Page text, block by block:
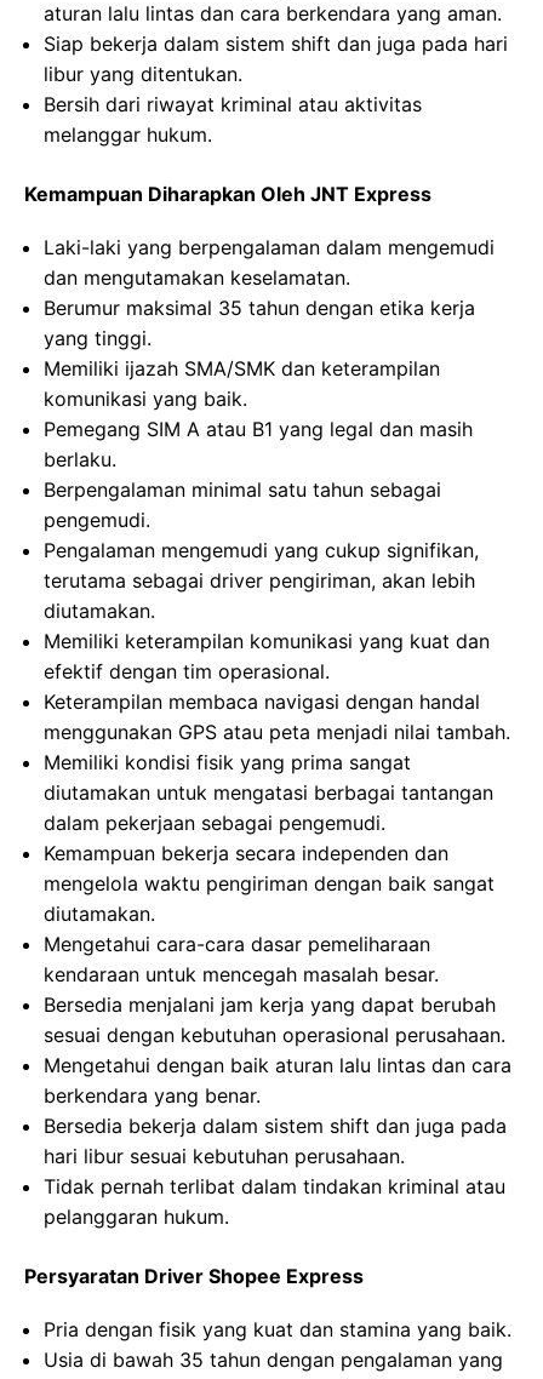
aturan lalu lintas dan cara berkendara yang aman.
Siap bekerja dalam sistem shift dan juga pada hari
libur yang ditentukan.
Bersih dari riwayat kriminal atau aktivitas
melanggar hukum.
Kemampuan Diharapkan Oleh JNT Express
Laki-laki yang berpengalaman dalam mengemudi
dan mengutamakan keselamatan.
Berumur maksimal 35 tahun dengan etika kerja
yang tinggi.
Memiliki ijazah SMA/SMK dan keterampilan
komunikasi yang baik.
Pemegang SIM A atau B1 yang legal dan masih
berlaku.
Berpengalaman minimal satu tahun sebagai
pengemudi.
Pengalaman mengemudi yang cukup signifikan,
terutama sebagai driver pengiriman, akan lebih
diutamakan.
Memiliki keterampilan komunikasi yang kuat dan
efektif dengan tim operasional.
Keterampilan membaca navigasi dengan handal
menggunakan GPS atau peta menjadi nilai tambah.
Memiliki kondisi fisik yang prima sangat
diutamakan untuk mengatasi berbagai tantangan
dalam pekerjaan sebagai pengemudi.
Kemampuan bekerja secara independen dan
mengelola waktu pengiriman dengan baik sangat
diutamakan.
Mengetahui cara-cara dasar pemeliharaan
kendaraan untuk mencegah masalah besar.
Bersedia menjalani jam kerja yang dapat berubah
sesuai dengan kebutuhan operasional perusahaan.
Mengetahui dengan baik aturan lalu lintas dan cara
berkendara yang benar.
Bersedia bekerja dalam sistem shift dan juga pada
hari libur sesuai kebutuhan perusahaan.
Tidak pernah terlibat dalam tindakan kriminal atau
pelanggaran hukum.
Persyaratan Driver Shopee Express
Pria dengan fisik yang kuat dan stamina yang baik.
Usia di bawah 35 tahun dengan pengalaman yang